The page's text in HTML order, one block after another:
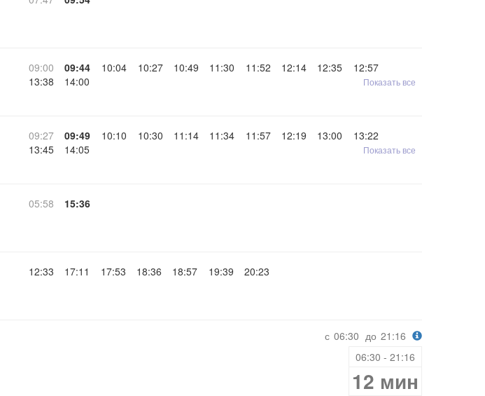
09:00 09:44 10:04 10:27 10:49 11:30 11:52 12:14 12:35
12:57
13:38
14:00 Показать все
09:27 09:49 10:10 10:30 11:14 11:34 11:57 12:19 13:00
13:22
13:45
14:05 Показать все
05:58 15:36
12:33 17:11 17:53 18:36 18:57 19:39 20:23
с 06:30 до 21:16
06:30 - 21:16
12 мин